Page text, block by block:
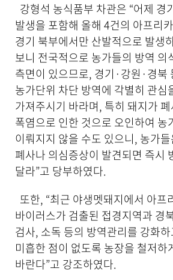
강형석 농식품부 차관은 “어제 경
발생을 포함해 올해 4건의 아프리
경기 북부에서만 산발적으로 발생
보니 전국적으로 농가들의 방역 의
측면이 있으므로, 경기·강원·경북
농가단위 차단 방역에 각별히 관심
가져주시기 바라며, 특히 돼지가
폭염으로 인한 것으로 오인하여 농
이뤄지지 않을 수도 있으니, 농가
폐사나 의심증상이 발견되면 즉시
달라”고 당부하였다.
또한, “최근 야생멧돼지에서 아프
바이러스가 검출된 접경지역과 경
검사, 소독 등의 방역관리를 강화
미흡한 점이 없도록 농장을 철저하
바란다”고 강조하였다.